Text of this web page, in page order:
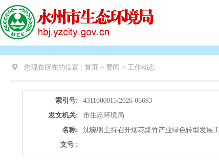
您现在所在的位置 : 首页 > 要闻 > 工作动态
索引号:
4311000015/2026-06693
发文机关:
市生态环境局
名称:
沈晓明主持召开烟花爆竹产业绿色转型发展
文号 :